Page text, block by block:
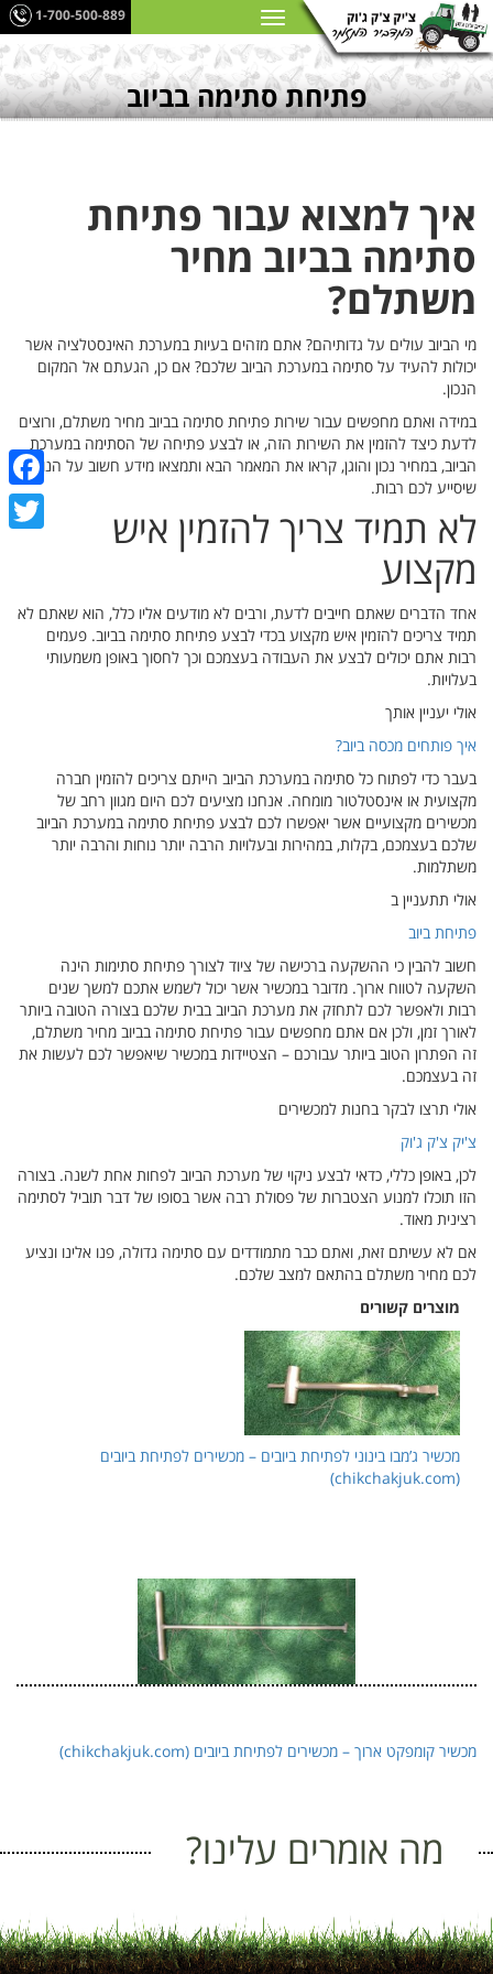
1-700-500-889
פתיחת סתימה בביוב
איך למצוא עבור פתיחת
סתימה בביוב מחיר
משתלם?
מי הביוב עולים על גדותיהם? אתם מזהים בעיות במערכת האינסטלציה אשר
יכולות להעיד על סתימה במערכת הביוב שלכם? אם כן, הגעתם אל המקום
הנכון.
במידה ואתם מחפשים עבור שירות פתיחת סתימה בביוב מחיר משתלם, ורוצים
לדעת כיצד להזמין את השירות הזה, או לבצע פתיחה של הסתימה במערכת
הביוב, במחיר נכון והוגן, קראו את המאמר הבא ותמצאו מידע חשוב על הנושא
שיסייע לכם רבות.
לא תמיד צריך להזמין איש
מקצוע
אחד הדברים שאתם חייבים לדעת, ורבים לא מודעים אליו כלל, הוא שאתם לא
תמיד צריכים להזמין איש מקצוע בכדי לבצע פתיחת סתימה בביוב. פעמים
רבות אתם יכולים לבצע את העבודה בעצמכם וכך לחסוך באופן משמעותי
בעלויות.
אולי יעניין אותך
איך פותחים מכסה ביוב?
בעבר כדי לפתוח כל סתימה במערכת הביוב הייתם צריכים להזמין חברה
מקצועית או אינסטלטור מומחה. אנחנו מציעים לכם היום מגוון רחב של
מכשירים מקצועיים אשר יאפשרו לכם לבצע פתיחת סתימה במערכת הביוב
שלכם בעצמכם, בקלות, במהירות ובעלויות הרבה יותר נוחות והרבה יותר
משתלמות.
אולי תתעניין ב
פתיחת ביוב
חשוב להבין כי ההשקעה ברכישה של ציוד לצורך פתיחת סתימות הינה
השקעה לטווח ארוך. מדובר במכשיר אשר יכול לשמש אתכם למשך שנים
רבות ולאפשר לכם לתחזק את מערכת הביוב בבית שלכם בצורה הטובה ביותר
לאורך זמן, ולכן אם אתם מחפשים עבור פתיחת סתימה בביוב מחיר משתלם,
זה הפתרון הטוב ביותר עבורכם – הצטיידות במכשיר שיאפשר לכם לעשות את
זה בעצמכם.
אולי תרצו לבקר בחנות למכשירים
צ'יק צ'ק ג'וק
לכן, באופן כללי, כדאי לבצע ניקוי של מערכת הביוב לפחות אחת לשנה. בצורה
הזו תוכלו למנוע הצטברות של פסולת רבה אשר בסופו של דבר תוביל לסתימה
רצינית מאוד.
אם לא עשיתם זאת, ואתם כבר מתמודדים עם סתימה גדולה, פנו אלינו ונציע
לכם מחיר משתלם בהתאם למצב שלכם.
מוצרים קשורים
מכשיר ג’מבו בינוני לפתיחת ביובים – מכשירים לפתיחת ביובים
(chikchakjuk.com)
מכשיר קומפקט ארוך – מכשירים לפתיחת ביובים (chikchakjuk.com)
מה אומרים עלינו?